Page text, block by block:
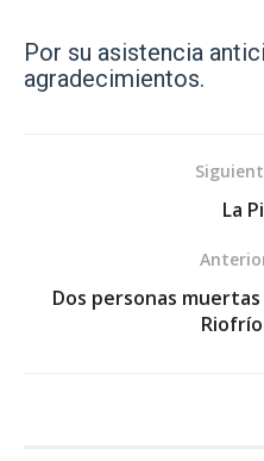
Por su asistencia
agradecimientos.
La
Dos personas